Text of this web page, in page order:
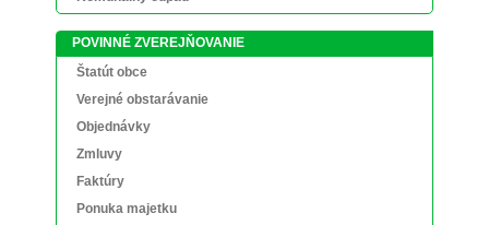
POVINNÉ ZVEREJŇOVANIE
Štatút obce
Verejné obstarávanie
Objednávky
Zmluvy
Faktúry
Ponuka majetku